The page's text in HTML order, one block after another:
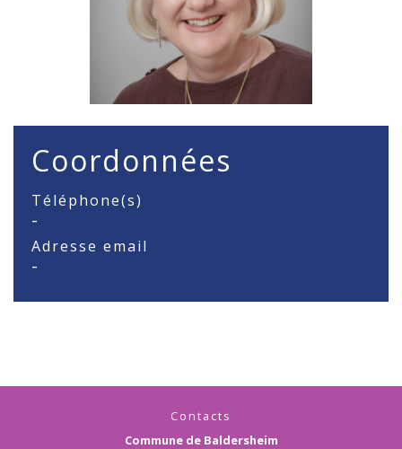
Coordonnées
Téléphone(s)
-
Adresse email
-
Contacts
Commune de Baldersheim